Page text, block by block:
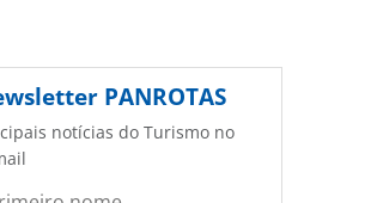
PANROTAS
notícias do Turismo no